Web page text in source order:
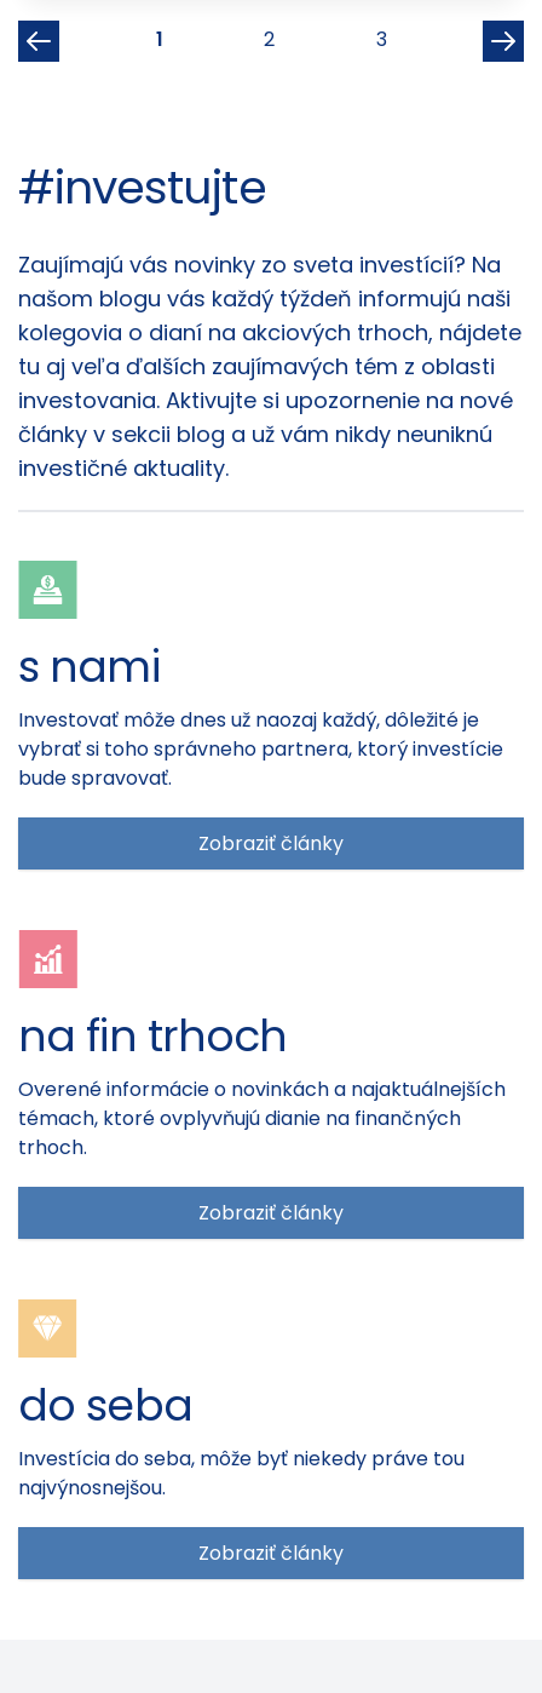
1 2 3
#investujte
Články
Zaujímajú vás novinky zo sveta investícií? Na
našom blogu vás každý týždeň informujú naši
kolegovia o dianí na akciových trhoch, nájdete
tu aj veľa ďalších zaujímavých tém z oblasti
investovania. Aktivujte si upozornenie na nové
články v sekcii blog a už vám nikdy neuniknú
investičné aktuality.
s nami
Investovať môže dnes už naozaj každý, dôležité je
vybrať si toho správneho partnera, ktorý investície
bude spravovať.
Zobraziť články
na fin trhoch
Overené informácie o novinkách a najaktuálnejších
témach, ktoré ovplyvňujú dianie na finančných
trhoch.
Zobraziť články
do seba
Investícia do seba, môže byť niekedy práve tou
najvýnosnejšou.
Zobraziť články